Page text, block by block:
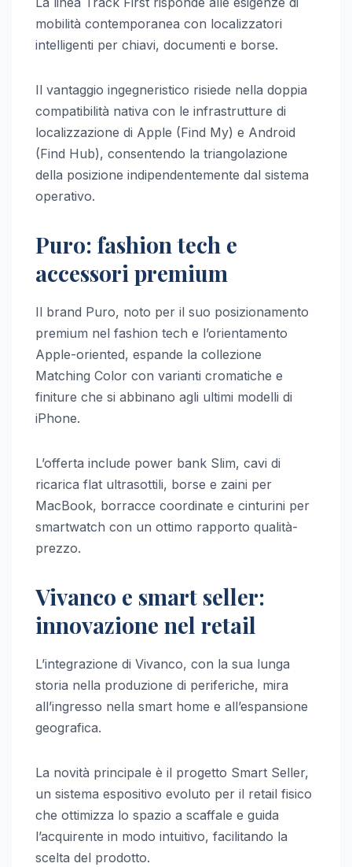
mobilità contemporanea con localizzatori
intelligenti per chiavi, documenti e borse.
Il vantaggio ingegneristico risiede nella doppia
compatibilità nativa con le infrastrutture di
localizzazione di Apple (Find My) e Android
(Find Hub), consentendo la triangolazione
della posizione indipendentemente dal sistema
operativo.
Puro: fashion tech e
accessori premium
Il brand Puro, noto per il suo posizionamento
premium nel fashion tech e l’orientamento
Apple-oriented, espande la collezione
Matching Color con varianti cromatiche e
finiture che si abbinano agli ultimi modelli di
iPhone.
L’offerta include power bank Slim, cavi di
ricarica flat ultrasottili, borse e zaini per
MacBook, borracce coordinate e cinturini per
smartwatch con un ottimo rapporto qualità-
prezzo.
Vivanco e smart seller:
innovazione nel retail
L’integrazione di Vivanco, con la sua lunga
storia nella produzione di periferiche, mira
all’ingresso nella smart home e all’espansione
geografica.
La novità principale è il progetto Smart Seller,
un sistema espositivo evoluto per il retail fisico
che ottimizza lo spazio a scaffale e guida
l’acquirente in modo intuitivo, facilitando la
scelta del prodotto.